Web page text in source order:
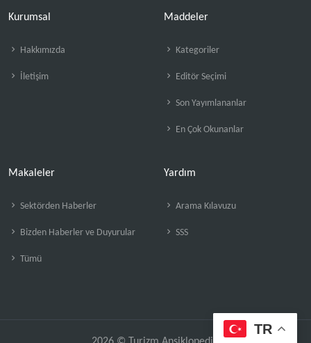
Kurumsal
Hakkımızda
İletişim
Maddeler
Kategoriler
Editör Seçimi
Son Yayımlananlar
En Çok Okunanlar
Makaleler
Sektörden Haberler
Bizden Haberler ve Duyurular
Tümü
Yardım
Arama Kılavuzu
SSS
TR